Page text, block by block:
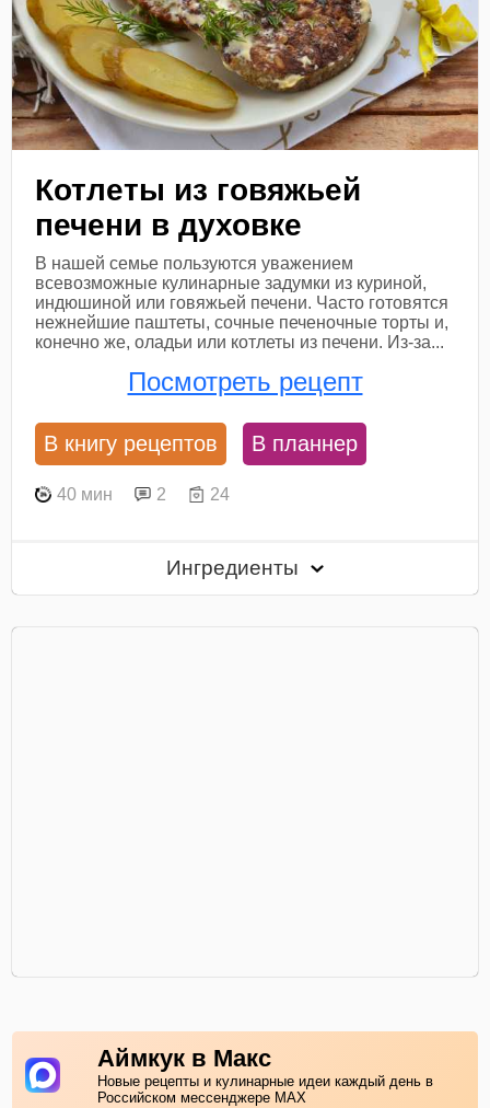
Котлеты из говяжьей
печени в духовке
В нашей семье пользуются уважением
всевозможные кулинарные задумки из куриной,
индюшиной или говяжьей печени. Часто готовятся
нежнейшие паштеты, сочные печеночные торты и,
конечно же, оладьи или котлеты из печени. Из-за...
Посмотреть рецепт
В книгу рецептов В планнер
40 мин 2 24
Ингредиенты
Аймкук в Макс
Новые рецепты и кулинарные идеи каждый день в
Российском мессенджере MAX